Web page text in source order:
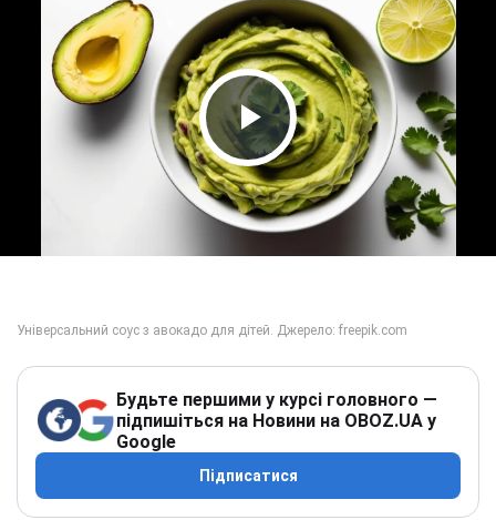
Play Video
Будьте першими у курсі головного —
підпишіться на Новини на OBOZ.UA у
Google
Підписатися